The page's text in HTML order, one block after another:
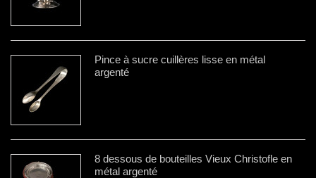
Pince à sucre cuillères lisse en métal
argenté
8 dessous de bouteilles Vieux Christofle en
métal argenté